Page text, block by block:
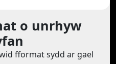
o unrhyw
fformat sydd ar gael